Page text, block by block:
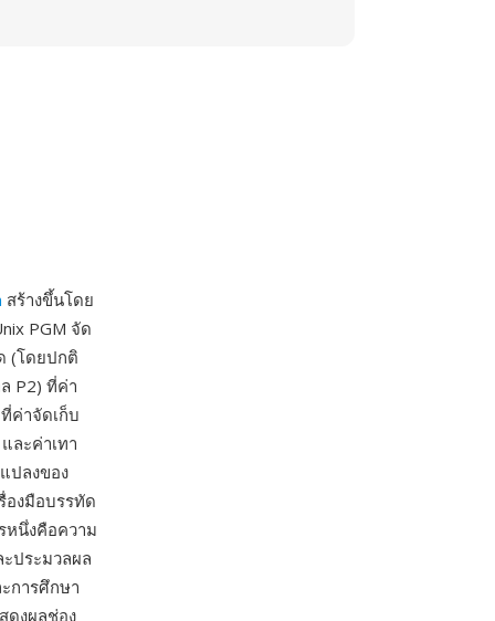
สร้างขึ้นโดย
PGM จัด
(โดยปกติ
P2) ที่ค่า
ค่าจัดเก็บ
ละค่าเทา
ปลงของ
องมือบรรทัด
หนึ่งคือความ
ประมวลผล
การศึกษา
ดงผลช่อง